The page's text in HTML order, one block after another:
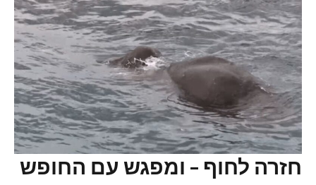
חזרה לחוף – ומפגש עם החופש